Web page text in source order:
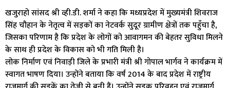
खजुराहो सांसद श्री व्ही.डी. शर्मा ने कहा कि मध्यप्रदेश में मुख्यमंत्री शिवराज
सिंह चौहान के नेतृत्व में सड़कों का नेटवर्क सुदूर ग्रामीण क्षेत्रों तक पहुँचा है,
जिसका परिणाम है कि प्रदेश के लोगों को आवागमन की बेहतर सुविधा मिलने
के साथ ही प्रदेश के विकास को भी गति मिली है।
लोक निर्माण एवं निवाड़ी जिले के प्रभारी मंत्री श्री गोपाल भार्गव ने कार्यक्रम में
स्वागत भाषण दिया। उन्होंने बताया कि वर्ष 2014 के बाद प्रदेश में राष्ट्रीय